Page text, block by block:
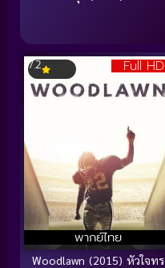
Full HD
พากย์ไทย
7.2
Woodlawn (2015) หัวใจทร